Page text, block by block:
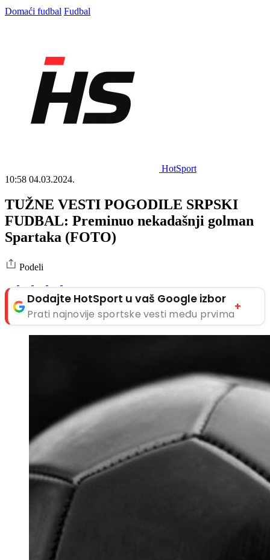
Domaći fudbal Fudbal
HotSport
10:58 04.03.2024.
TUŽNE VESTI POGODILE SRPSKI
FUDBAL: Preminuo nekadašnji golman
Spartaka (FOTO)
Podeli
Dodajte HotSport u vaš Google izbor
Prati najnovije sportske vesti među prvima
+